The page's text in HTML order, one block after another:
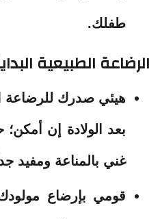
طفلك.
الرضاعة الطبيعية
هيئي صدرك للرضاعة
بعد الولادة إن أمكن؛
غني بالمناعة ومفيد
قومي بإرضاع